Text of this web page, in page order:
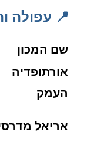
📍 עפולה
שם המכון
אורתופדיה
העמק
אריאל